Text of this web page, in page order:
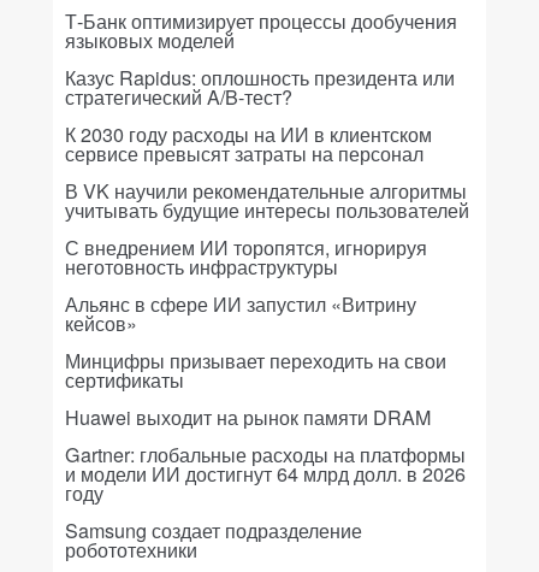
Т-Банк оптимизирует процессы дообучения
языковых моделей
Казус Rapidus: оплошность президента или
стратегический A/B-тест?
К 2030 году расходы на ИИ в клиентском
сервисе превысят затраты на персонал
В VK научили рекомендательные алгоритмы
учитывать будущие интересы пользователей
С внедрением ИИ торопятся, игнорируя
неготовность инфраструктуры
Альянс в сфере ИИ запустил «Витрину
кейсов»
Минцифры призывает переходить на свои
сертификаты
Huawei выходит на рынок памяти DRAM
Gartner: глобальные расходы на платформы
и модели ИИ достигнут 64 млрд долл. в 2026
году
Samsung создает подразделение
робототехники